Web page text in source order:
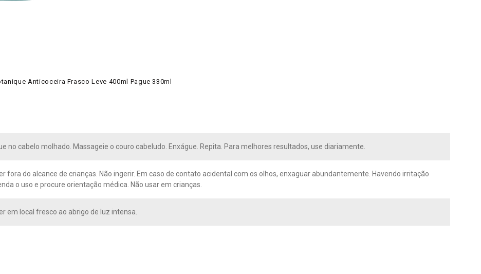
Anticoceira Frasco Leve 400ml Pague 330ml
no cabelo molhado. Massageie o couro cabeludo. Enxágue. Repita. Para melhores resultados, use diariamente.
fora do alcance de crianças. Não ingerir. Em caso de contato acidental com os olhos, enxaguar abundantemente. Havendo irritação
o uso e procure orientação médica. Não usar em crianças.
em local fresco ao abrigo de luz intensa.